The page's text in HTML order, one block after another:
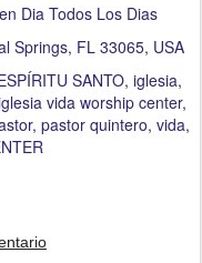
Dia Todos Los Dias
Springs, FL 33065, USA
SANTO iglesia
vida worship center
pastor quintero vida